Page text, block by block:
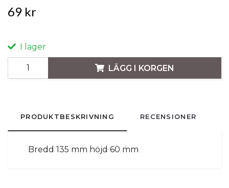
69 kr
I lager
LÄGG I KORGEN
PRODUKTBESKRIVNING RECENSIONER
Bredd 135 mm höjd 60 mm